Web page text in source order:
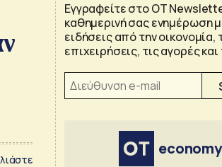
Εγγραφείτε στο OT
καθημερινή σας ενημέρωση
ειδήσεις από την οικονομία,
επιχειρήσεις, τις αγορές
economy